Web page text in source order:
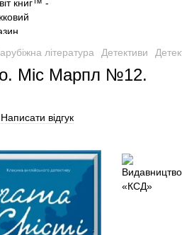
література Детективи
Міс Марпл №12.
Написати відгук